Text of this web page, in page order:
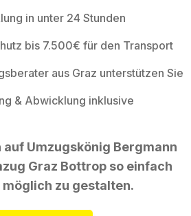
in unter 24 Stunden
bis 7.500€ für den Transport
aus Graz unterstützen Sie
& Abwicklung inklusive
auf Umzugskönig Bergmann
Graz Bottrop so einfach
zu gestalten.